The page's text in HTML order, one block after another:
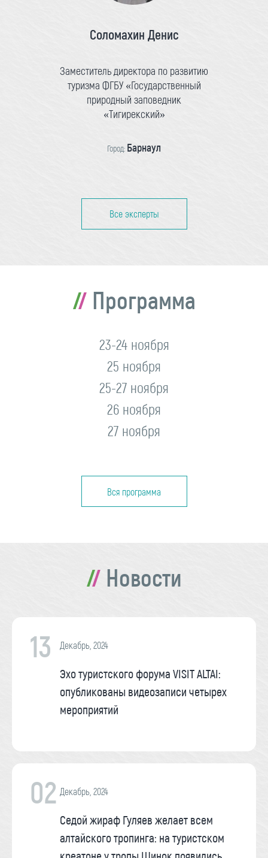
Соломахин Денис
Заместитель директора по развитию
туризма ФГБУ «Государственный
природный заповедник
«Тигирекский»
Город: Барнаул
Все эксперты
Программа
23-24 ноября
25 ноября
25-27 ноября
26 ноября
27 ноября
Вся программа
Новости
13 Декабрь, 2024
Эхо туристского форума VISIT ALTAI:
опубликованы видеозаписи четырех
мероприятий
02 Декабрь, 2024
Седой жираф Гуляев желает всем
алтайского тропинга: на туристском